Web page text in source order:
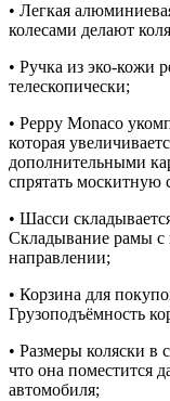
• Легкая
колесами делают
• Ручка из эко-кожи
телескопически;
• Peppy Monaco
которая
дополнительными
спрятать москитную
• Шасси
Складывание рамы
направлении;
• Корзина для
Грузоподъёмность
• Размеры коляски в
что она поместится
автомобиля;